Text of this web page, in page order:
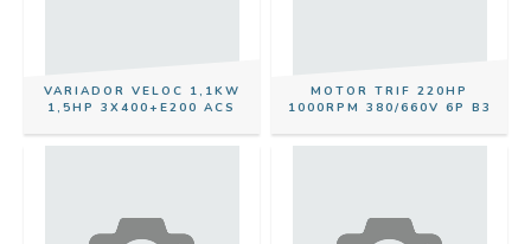
VARIADOR VELOC 1,1KW
1,5HP 3X400+E200 ACS
MOTOR TRIF 220HP
1000RPM 380/660V 6P B3